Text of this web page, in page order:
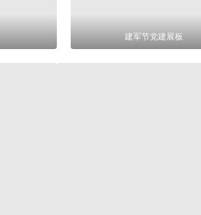
建军节党建展板